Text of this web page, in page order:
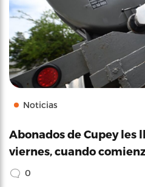
Noticias
Abonados de Cupey les
viernes, cuando
0